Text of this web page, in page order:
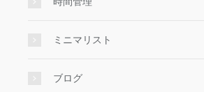
ミニマリスト
ブログ